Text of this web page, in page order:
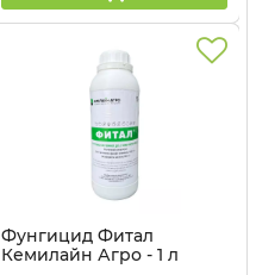
Фунгицид Фитал
Кемилайн Агро - 1 л